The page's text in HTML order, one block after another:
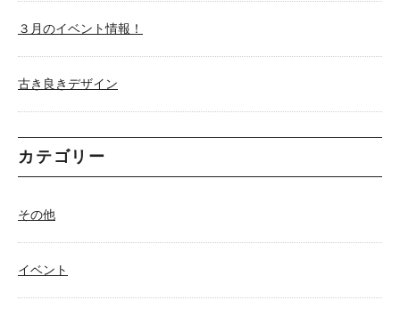
３月のイベント情報！
古き良きデザイン
カテゴリー
その他
イベント